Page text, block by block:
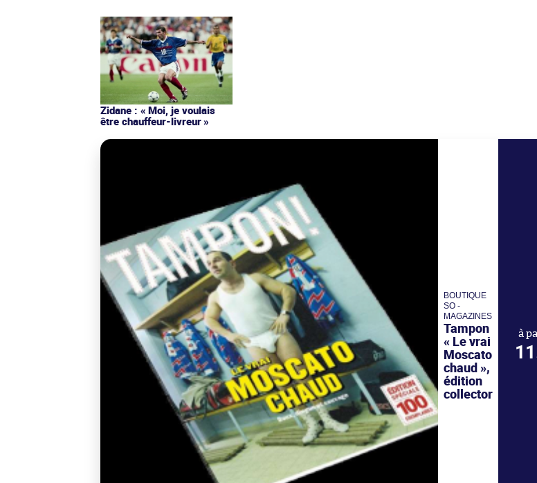
Zidane : « Moi, je voulais
être chauffeur-livreur »
BOUTIQUE
SO -
MAGAZINES
Tampon
« Le vrai
Moscato
chaud »,
édition
collector
à